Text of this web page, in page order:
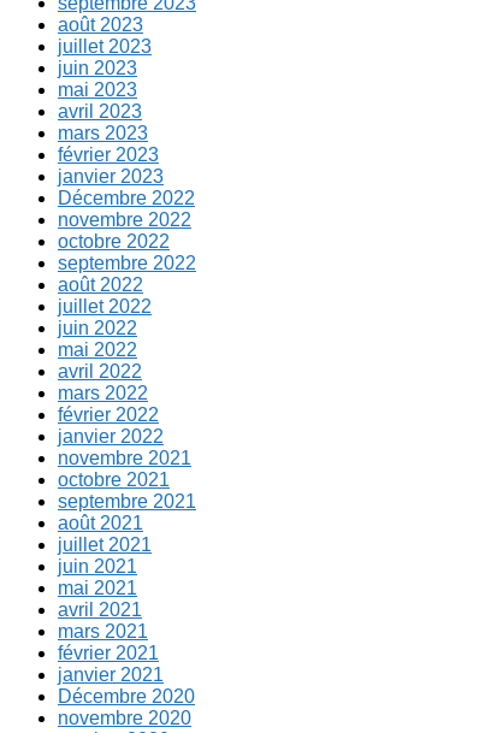
août 2023
juillet 2023
juin 2023
mai 2023
avril 2023
mars 2023
février 2023
janvier 2023
Décembre 2022
novembre 2022
octobre 2022
septembre 2022
août 2022
juillet 2022
juin 2022
mai 2022
avril 2022
mars 2022
février 2022
janvier 2022
novembre 2021
octobre 2021
septembre 2021
août 2021
juillet 2021
juin 2021
mai 2021
avril 2021
mars 2021
février 2021
janvier 2021
Décembre 2020
novembre 2020